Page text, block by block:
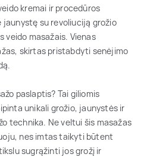
kremai ir procedūros
jaunystę su revoliuciją grožio
veido masažais. Vienas
skirtas pristabdyti senėjimo
paslaptis? Tai giliomis
unikali grožio, jaunystės ir
technika. Ne veltui šis masažas
nes imtas taikyti būtent
sugrąžinti jos grožį ir